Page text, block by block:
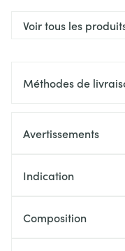
Voir tous les
Méthodes de
Avertissements
Indication
Composition